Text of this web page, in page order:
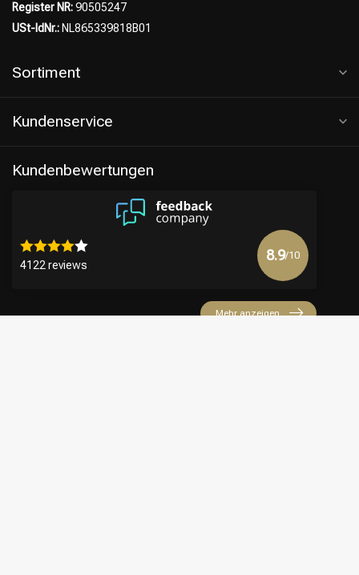
Register NR:90505247
USt-IdNr.: NL865339818B01
Sortiment
Kundenservice
Kundenbewertungen
4122 reviews
8.9/10
Mehr anzeigen